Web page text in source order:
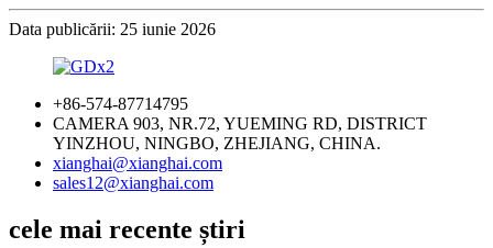
Data publicării: 25 iunie 2026
+86-574-87714795
CAMERA 903, NR.72, YUEMING RD, DISTRICT
YINZHOU, NINGBO, ZHEJIANG, CHINA.
xianghai@xianghai.com
sales12@xianghai.com
cele mai recente știri